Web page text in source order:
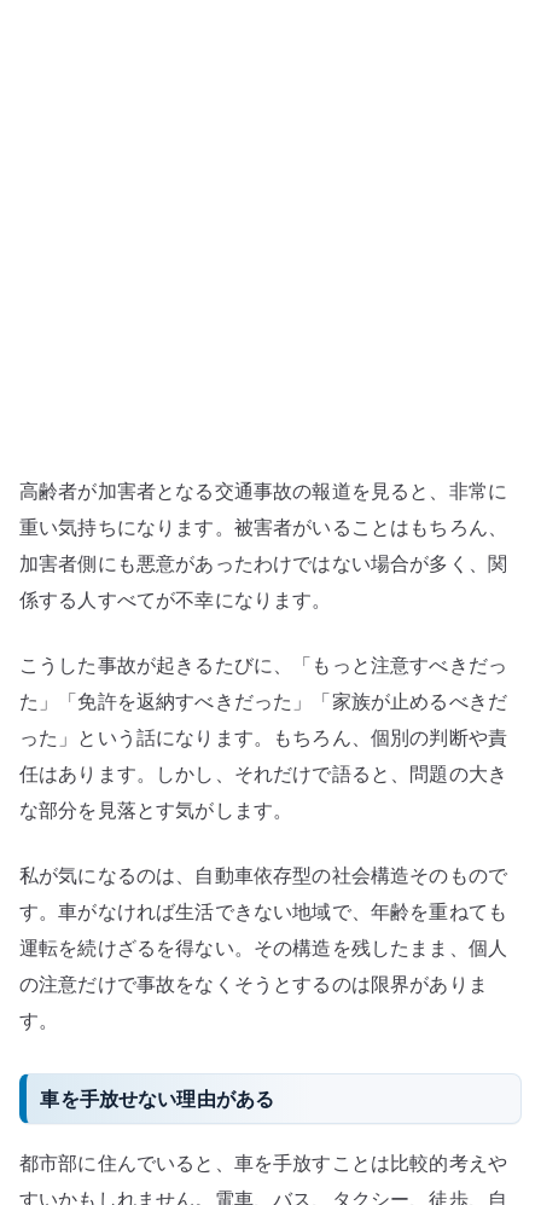
個
人
の
注
で
語
ら
な
へ
の
高齢者が加害者となる交通事故の報道を見ると、非常に
重い気持ちになります。被害者がいることはもちろん、
加害者側にも悪意があったわけではない場合が多く、関
係する人すべてが不幸になります。
こうした事故が起きるたびに、「もっと注意すべきだっ
た」「免許を返納すべきだった」「家族が止めるべきだ
った」という話になります。もちろん、個別の判断や責
任はあります。しかし、それだけで語ると、問題の大き
な部分を見落とす気がします。
私が気になるのは、自動車依存型の社会構造そのもので
す。車がなければ生活できない地域で、年齢を重ねても
運転を続けざるを得ない。その構造を残したまま、個人
の注意だけで事故をなくそうとするのは限界がありま
す。
車を手放せない理由がある
都市部に住んでいると、車を手放すことは比較的考えや
すいかもしれません。電車、バス、タクシー、徒歩、自